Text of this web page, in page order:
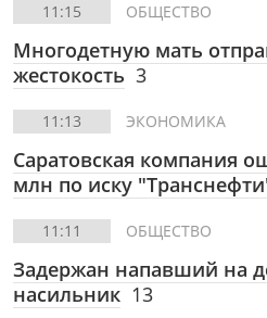
11:15 ОБЩЕСТВО
Многодетную мать
жестокость 3
11:13 ЭКОНОМИКА
Саратовская компания
млн по иску
11:11 ОБЩЕСТВО
Задержан напавший на
насильник 13